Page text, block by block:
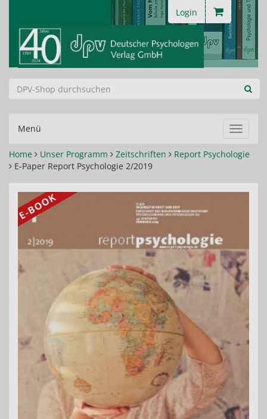
Login
Menü
ein-/
Home
Unser Programm Zeitschriften
Report Psychologie
E-Paper Report Psychologie 2/2019